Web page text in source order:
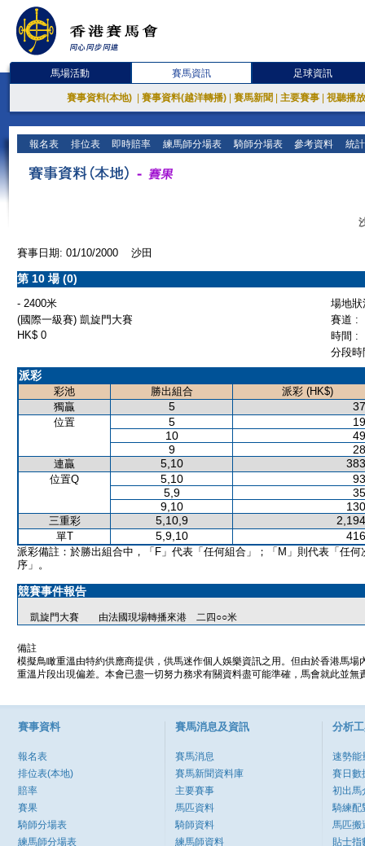
馬場活動 賽馬資訊 足球資訊
賽事資料(本地) 賽事資料(越洋轉播) 賽馬新聞 主要賽事 視聽播
報名表 排位表 即時賠率 練馬師分場表 騎師分場表 參考資料 統
賽事日期: 01/10/2000 沙田
第 10 場 (0)
- 2400米
場地
(國際一級賽) 凱旋門大賽
賽道 :
HK$ 0
時間 :
分段
派彩
彩池 勝出組合
派彩 (HK$)
獨贏
5
位置 5
10
9
連贏 5,10
位置Q 5,10
5,9
9,10
三重彩 5,10,9
單T 5,9,10
派彩備註：於勝出組合中，「F」代表「任何組合」；「M」則代表「任何
序」。
競賽事件報告
凱旋門大賽 由法國現場轉播來港 二四○○米
備註
模擬鳥瞰重溫由特約供應商提供，供馬迷作個人娛樂資訊之用。但由於香港馬
重溫片段出現偏差。本會已盡一切努力務求有關資料盡可能準確，馬會就此並
賽事資料
報名表
排位表(本地)
賠率
賽果
騎師分場表
練馬師分場表
賽馬消息及資訊
賽馬消息
賽馬新聞資料庫
主要賽事
馬匹資料
騎師資料
練馬師資料
分析
速勢能
賽日數
初出馬
騎練配
馬匹搬
貼士指